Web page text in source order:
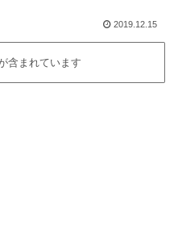
2019.12.15
含まれています